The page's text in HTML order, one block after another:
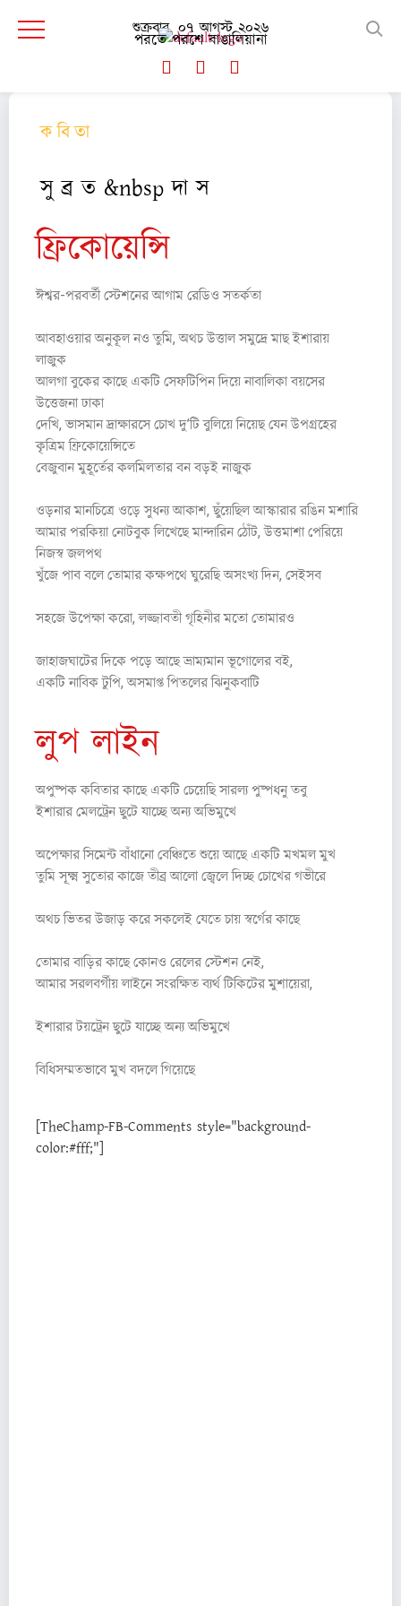
শুক্রবার, ০৭ আগস্ট ২০২৬
পরতে পরশে বাঙালিয়ানা
ক বি তা
সু ব্র ত &nbsp দা স
ফ্রিকোয়েন্সি
ঈশ্বর-পরবর্তী স্টেশনের আগাম রেডিও সতর্কতা
আবহাওয়ার অনুকূল নও তুমি, অথচ উত্তাল সমুদ্রে মাছ ইশারায়
লাজুক
আলগা বুকের কাছে একটি সেফটিপিন দিয়ে নাবালিকা বয়সের
উত্তেজনা ঢাকা
দেখি, ভাসমান দ্রাক্ষারসে চোখ দু’টি বুলিয়ে নিয়েছ যেন উপগ্রহের
কৃত্রিম ফ্রিকোয়েন্সিতে
বেজুবান মুহূর্তের কলমিলতার বন বড়ই নাজুক
ওড়নার মানচিত্রে ওড়ে সুধন্য আকাশ, ছুঁয়েছিল আস্কারার রঙিন মশারি
আমার পরকিয়া নোটবুক লিখেছে মান্দারিন ঠোঁট, উত্তমাশা পেরিয়ে
নিজস্ব জলপথ
খুঁজে পাব বলে তোমার কক্ষপথে ঘুরেছি অসংখ্য দিন, সেইসব
সহজে উপেক্ষা করো, লজ্জাবতী গৃহিনীর মতো তোমারও
জাহাজঘাটের দিকে পড়ে আছে ভ্রাম্যমান ভূগোলের বই,
একটি নাবিক টুপি, অসমাপ্ত পিতলের ঝিনুকবাটি
লুপ লাইন
অপুষ্পক কবিতার কাছে একটি চেয়েছি সারল্য পুষ্পধনু তবু
ইশারার মেলট্রেন ছুটে যাচ্ছে অন্য অভিমুখে
অপেক্ষার সিমেন্ট বাঁধানো বেঞ্চিতে শুয়ে আছে একটি মখমল মুখ
তুমি সূক্ষ্ম সুতোর কাজে তীব্র আলো জ্বেলে দিচ্ছ চোখের গভীরে
অথচ ভিতর উজাড় করে সকলেই যেতে চায় স্বর্গের কাছে
তোমার বাড়ির কাছে কোনও রেলের স্টেশন নেই,
আমার সরলবর্গীয় লাইনে সংরক্ষিত ব্যর্থ টিকিটের মুশায়েরা,
ইশারার টয়ট্রেন ছুটে যাচ্ছে অন্য অভিমুখে
বিধিসম্মতভাবে মুখ বদলে গিয়েছে
[TheChamp-FB-Comments style="background-
color:#fff;"]